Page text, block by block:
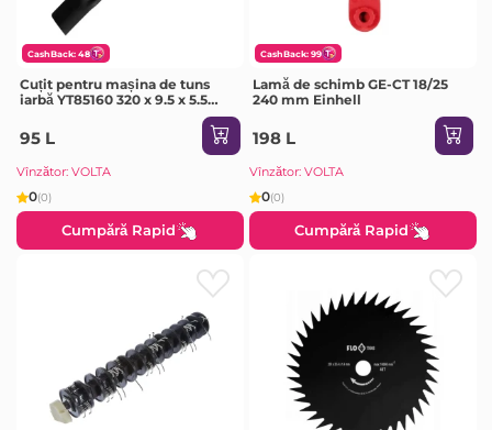
CashBack: 48
Cuțit pentru mașina de tuns
iarbă YT85160 320 x 9.5 x 5.5
95 L
Vînzător: VOLTA
0(0)
Cumpără Rapid
CashBack: 99
Lamă de schimb GE-CT 18/25
240 mm Einhell
198 L
Vînzător: VOLTA
0(0)
Cumpără Rapid